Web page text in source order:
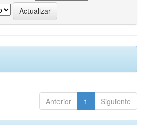
Anterior 1 Siguiente